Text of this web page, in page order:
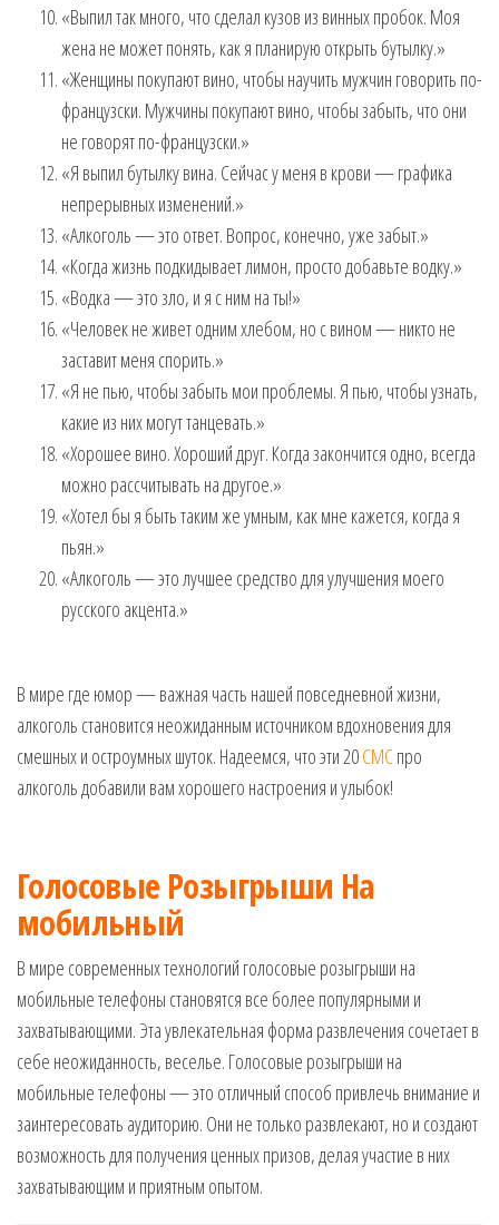
«Выпил так много, что сделал кузов из винных пробок. Моя
жена не может понять, как я планирую открыть бутылку.»
«Женщины покупают вино, чтобы научить мужчин говорить по-
французски. Мужчины покупают вино, чтобы забыть, что они
не говорят по-французски.»
«Я выпил бутылку вина. Сейчас у меня в крови — графика
непрерывных изменений.»
«Алкоголь — это ответ. Вопрос, конечно, уже забыт.»
«Когда жизнь подкидывает лимон, просто добавьте водку.»
«Водка — это зло, и я с ним на ты!»
«Человек не живет одним хлебом, но с вином — никто не
заставит меня спорить.»
«Я не пью, чтобы забыть мои проблемы. Я пью, чтобы узнать,
какие из них могут танцевать.»
«Хорошее вино. Хороший друг. Когда закончится одно, всегда
можно рассчитывать на другое.»
«Хотел бы я быть таким же умным, как мне кажется, когда я
пьян.»
«Алкоголь — это лучшее средство для улучшения моего
русского акцента.»
В мире где юмор — важная часть нашей повседневной жизни,
алкоголь становится неожиданным источником вдохновения для
смешных и остроумных шуток. Надеемся, что эти 20СМСпро
алкоголь добавили вам хорошего настроения и улыбок!
Голосовые Розыгрыши На
мобильный
В мире современных технологий голосовые розыгрыши на
мобильные телефоны становятся все более популярными и
захватывающими. Эта увлекательная форма развлечения сочетает в
себе неожиданность, веселье. Голосовые розыгрыши на
мобильные телефоны — это отличный способ привлечь внимание и
заинтересовать аудиторию. Они не только развлекают, но и создают
возможность для получения ценных призов, делая участие в них
захватывающим и приятным опытом.